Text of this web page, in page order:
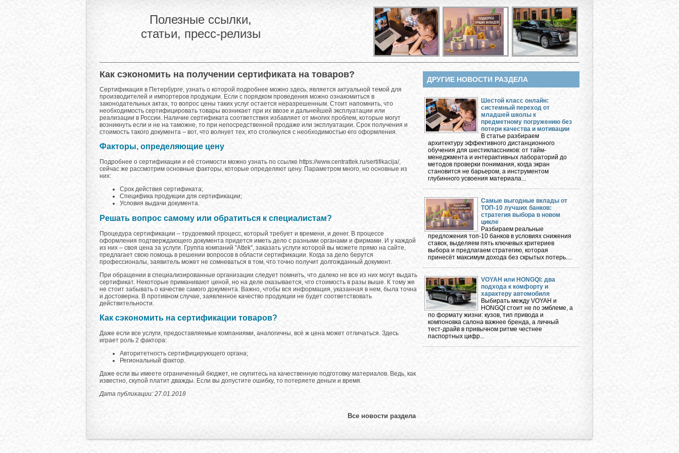
Полезные ссылки,
статьи, пресс-релизы
Как сэкономить на получении сертификата на товаров?
Сертификация в Петербурге, узнать о которой подробнее можно здесь, является актуальной темой для
производителей и импортеров продукции. Если с порядком проведения можно ознакомиться в
законодательных актах, то вопрос цены таких услуг остается неразрешенным. Стоит напомнить, что
необходимость сертифицировать товары возникает при их ввозе и дальнейшей эксплуатации или
реализации в России. Наличие сертификата соответствия избавляет от многих проблем, которые могут
возникнуть если и не на таможне, то при непосредственной продаже или эксплуатации. Срок получения и
стоимость такого документа – вот, что волнует тех, кто столкнулся с необходимостью его оформления.
Факторы, определяющие цену
Подробнее о сертификации и её стоимости можно узнать по ссылке https://www.centrattek.ru/sertifikacija/,
сейчас же рассмотрим основные факторы, которые определяют цену. Параметром много, но основные из
них:
Срок действия сертификата;
Специфика продукции для сертификации;
Условия выдачи документа.
Решать вопрос самому или обратиться к специалистам?
Процедура сертификации – трудоемкий процесс, который требует и времени, и денег. В процессе
оформления подтверждающего документа придется иметь дело с разными органами и фирмами. И у каждой
из них – своя цена за услуги. Группа компаний "Attek", заказать услуги которой вы можете прямо на сайте,
предлагает свою помощь в решении вопросов в области сертификации. Когда за дело берутся
профессионалы, заявитель может не сомневаться в том, что точно получит долгожданный документ.
При обращении в специализированные организации следует помнить, что далеко не все из них могут выдать
сертификат. Некоторые приманивают ценой, но на деле оказывается, что стоимость в разы выше. К тому же
не стоит забывать о качестве самого документа. Важно, чтобы вся информация, указанная в нем, была точна
и достоверна. В противном случае, заявленное качество продукции не будет соответствовать
действительности.
Как сэкономить на сертификации товаров?
Даже если все услуги, предоставляемые компаниями, аналогичны, всё ж цена может отличаться. Здесь
играет роль 2 фактора:
Авторитетность сертифицирующего органа;
Региональный фактор.
Даже если вы имеете ограниченный бюджет, не скупитесь на качественную подготовку материалов. Ведь, как
известно, скупой платит дважды. Если вы допустите ошибку, то потеряете деньги и время.
Дата публикации: 27.01.2018
Все новости раздела
ДРУГИЕ НОВОСТИ РАЗДЕЛА
Шестой класс онлайн:
системный переход от
младшей школы к
предметному погружению без
потери качества и мотивации
В статье разбираем
архитектуру эффективного дистанционного
обучения для шестиклассников: от тайм-
менеджмента и интерактивных лабораторий до
методов проверки понимания, когда экран
становится не барьером, а инструментом
глубинного усвоения материала...
Самые выгодные вклады от
ТОП-10 лучших банков:
стратегия выбора в новом
цикле
Разбираем реальные
предложения топ-10 банков в условиях снижения
ставок, выделяем пять ключевых критериев
выбора и предлагаем стратегию, которая
принесёт максимум дохода без скрытых потерь....
VOYAH или HONGQI: два
подхода к комфорту и
характеру автомобиля
Выбирать между VOYAH и
HONGQI стоит не по эмблеме, а
по формату жизни: кузов, тип привода и
компоновка салона важнее бренда, а личный
тест-драйв в привычном ритме честнее
паспортных цифр...